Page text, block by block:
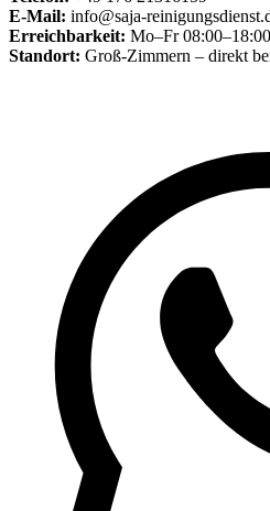
E-Mail: info@saja-
Erreichbarkeit: Mo–Fr
Standort: Groß-Zimmern – direkt